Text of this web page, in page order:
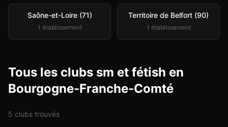
Saône-et-Loire (71)
1 établissement
Territoire de Belfort (90)
1 établissement
Tous les clubs sm et fétish en
Bourgogne-Franche-Comté
5 clubs trouvés